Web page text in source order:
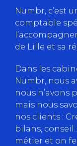
Numbr, c’est
comptable
de Lille et sa
Dans les
Numbr, nous
nous n’avons
mais nous
nos clients :
bilans,
métier et on